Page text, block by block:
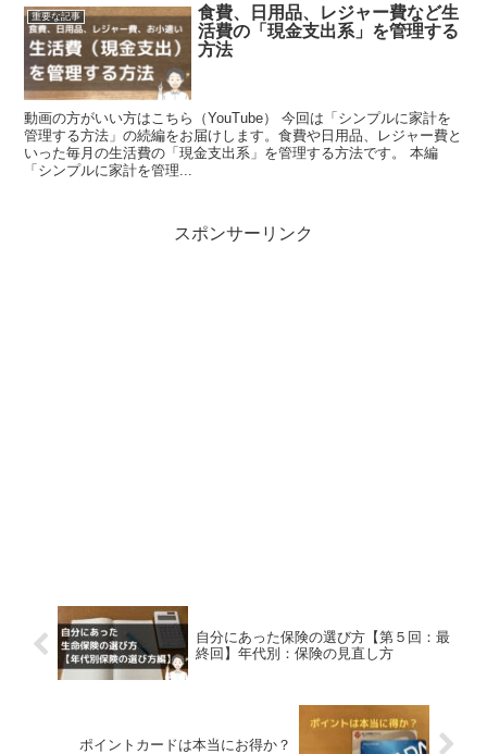
重要な記事
食費、日用品、レジャー費など生
活費の「現金支出系」を管理する
方法
動画の方がいい方はこちら（YouTube） 今回は「シンプルに家計を
管理する方法」の続編をお届けします。食費や日用品、レジャー費と
いった毎月の生活費の「現金支出系」を管理する方法です。 本編
「シンプルに家計を管理...
スポンサーリンク
自分にあった保険の選び方【第５回：最
終回】年代別：保険の見直し方
ポイントカードは本当にお得か？